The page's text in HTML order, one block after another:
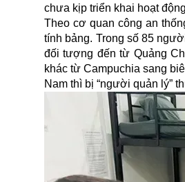
chưa kịp triển khai hoạt
Theo cơ quan công an
tính bảng. Trong số 85
đối tượng đến từ Quảng
khác từ Campuchia sang
Nam thì bị “người quản lý”